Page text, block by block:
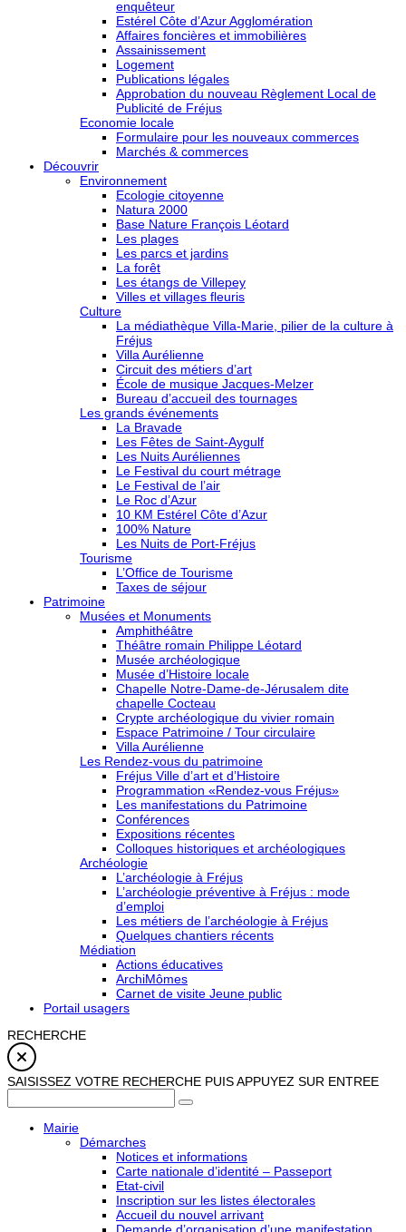
enquêteur
Estérel Côte d’Azur Agglomération
Affaires foncières et immobilières
Assainissement
Logement
Publications légales
Approbation du nouveau Règlement Local de
Publicité de Fréjus
Economie locale
Formulaire pour les nouveaux commerces
Marchés & commerces
Découvrir
Environnement
Ecologie citoyenne
Natura 2000
Base Nature François Léotard
Les plages
Les parcs et jardins
La forêt
Les étangs de Villepey
Villes et villages fleuris
Culture
La médiathèque Villa-Marie, pilier de la culture à
Fréjus
Villa Aurélienne
Circuit des métiers d’art
École de musique Jacques-Melzer
Bureau d’accueil des tournages
Les grands événements
La Bravade
Les Fêtes de Saint-Aygulf
Les Nuits Auréliennes
Le Festival du court métrage
Le Festival de l’air
Le Roc d’Azur
10 KM Estérel Côte d’Azur
100% Nature
Les Nuits de Port-Fréjus
Tourisme
L’Office de Tourisme
Taxes de séjour
Patrimoine
Musées et Monuments
Amphithéâtre
Théâtre romain Philippe Léotard
Musée archéologique
Musée d’Histoire locale
Chapelle Notre-Dame-de-Jérusalem dite
chapelle Cocteau
Crypte archéologique du vivier romain
Espace Patrimoine / Tour circulaire
Villa Aurélienne
Les Rendez-vous du patrimoine
Fréjus Ville d’art et d’Histoire
Programmation «Rendez-vous Fréjus»
Les manifestations du Patrimoine
Conférences
Expositions récentes
Colloques historiques et archéologiques
Archéologie
L’archéologie à Fréjus
L’archéologie préventive à Fréjus : mode
d’emploi
Les métiers de l’archéologie à Fréjus
Quelques chantiers récents
Médiation
Actions éducatives
ArchiMômes
Carnet de visite Jeune public
Portail usagers
RECHERCHE
SAISISSEZ VOTRE RECHERCHE PUIS APPUYEZ SUR ENTREE
Mairie
Démarches
Notices et informations
Carte nationale d’identité – Passeport
Etat-civil
Inscription sur les listes électorales
Accueil du nouvel arrivant